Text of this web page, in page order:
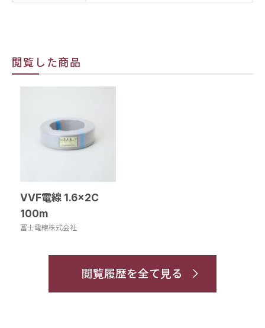
閲覧した商品
VVF電線 1.6×2C
100m
冨士電線株式会社
閲覧履歴を全て見る